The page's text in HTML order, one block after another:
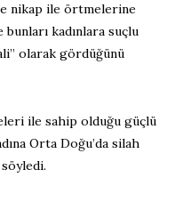
nikap ile örtmelerine
bunları kadınlara suçlu
olarak gördüğünü
ile sahip olduğu güçlü
Orta Doğu’da silah